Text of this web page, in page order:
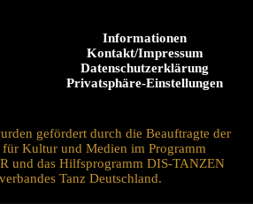
Informationen
Kontakt/Impressum
Datenschutzerklärung
Privatsphäre-Einstellungen
gefördert durch die Beauftragte der
für Kultur und Medien im Programm
und das Hilfsprogramm DIS-TANZEN
Tanz Deutschland.